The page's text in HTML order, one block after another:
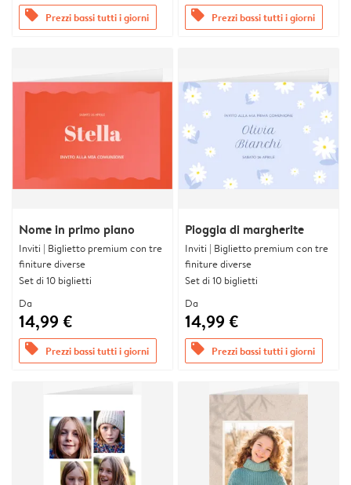
offers Prezzi bassi tutti i giorni offers Prezzi bassi tutti i giorni
Nome in primo piano
Inviti | Biglietto premium con tre
finiture diverse
Set di 10 biglietti
Da
14,99 €
offers Prezzi bassi tutti i giorni
Pioggia di margherite
Inviti | Biglietto premium con tre
finiture diverse
Set di 10 biglietti
Da
14,99 €
offers Prezzi bassi tutti i giorni